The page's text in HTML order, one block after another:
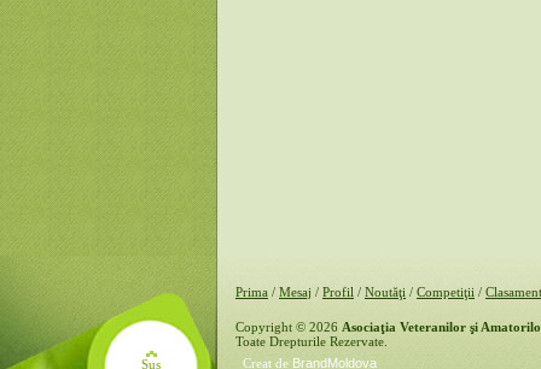
Sus
Prima / Mesaj / Profil / Noutăţi / Competiţii /
Copyright © 2026 Asociaţia Veteranilor şi
Toate Drepturile Rezervate.
Creat de BrandMoldova